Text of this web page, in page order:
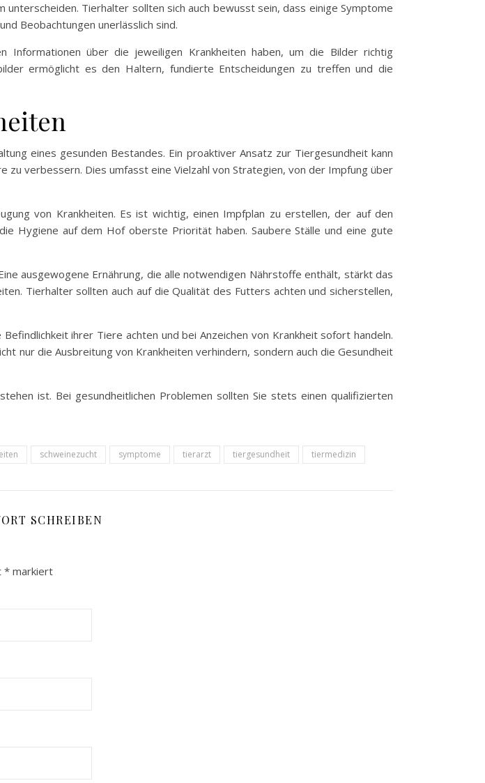
Tierhalter sollten sich auch bewusst sein, dass einige Symptome
Beobachtungen unerlässlich sind.
Informationen über die jeweiligen Krankheiten haben, um die Bilder richtig
ermöglicht es den Haltern, fundierte Entscheidungen zu treffen und die
eines gesunden Bestandes. Ein proaktiver Ansatz zur Tiergesundheit kann
zu verbessern. Dies umfasst eine Vielzahl von Strategien, von der Impfung über
von Krankheiten. Es ist wichtig, einen Impfplan zu erstellen, der auf den
Hygiene auf dem Hof oberste Priorität haben. Saubere Ställe und eine gute
ausgewogene Ernährung, die alle notwendigen Nährstoffe enthält, stärkt das
Tierhalter sollten auch auf die Qualität des Futters achten und sicherstellen,
ihrer Tiere achten und bei Anzeichen von Krankheit sofort handeln.
nur die Ausbreitung von Krankheiten verhindern, sondern auch die Gesundheit
ist. Bei gesundheitlichen Problemen sollten Sie stets einen qualifizierten
schweinezucht symptome tierarzt tiergesundheit tiermedizin
SCHREIBEN
* markiert